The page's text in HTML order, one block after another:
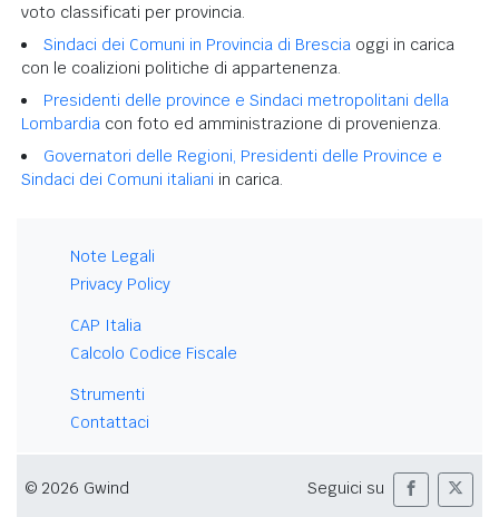
voto classificati per provincia.
Sindaci dei Comuni in Provincia di Brescia oggi in carica
con le coalizioni politiche di appartenenza.
Presidenti delle province e Sindaci metropolitani della
Lombardia con foto ed amministrazione di provenienza.
Governatori delle Regioni, Presidenti delle Province e
Sindaci dei Comuni italiani in carica.
Note Legali
Privacy Policy
CAP Italia
Calcolo Codice Fiscale
Strumenti
Contattaci
© 2026 Gwind Seguici su